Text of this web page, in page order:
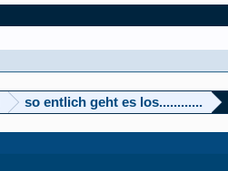
so entlich geht es los............